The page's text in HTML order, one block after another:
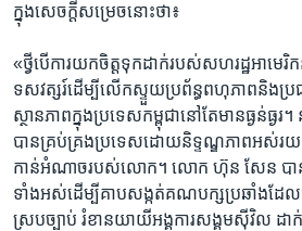
ក្នុង​សេចក្តី​សម្រេច​នោះ​ថា៖
«ថ្វី​បើ​ការ​យក​ចិត្ត​ទុកដាក់​របស់​សហរដ្ឋ​អាមេរិក​
ទសវត្សរ៍​ដើម្បី​លើកស្ទួយ​ប្រព័ន្ធ​ពហុភាព​និង​ប្
ស្ថានភាព​ក្នុង​ប្រទេស​កម្ពុជា​នៅ​តែ​មាន​ធ្ងន់ធ្ងរ
បាន​គ្រប់គ្រង​ប្រទេស​ដោយ​និទ្ទណ្ឌភាព​អស់​រយ
កាន់​អំណាច​របស់​លោក។ ​លោក​ ហ៊ុន សែន បាន​
ទាំងអស់​ដើម្បី​គាប​សង្កត់​គណបក្ស​ប្រឆាំង​ដ
ស្រប​ច្បាប់ រំខាន​យាយី​អង្គការ​សង្គម​ស៊ីវិល​